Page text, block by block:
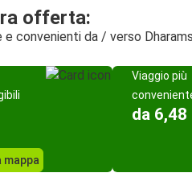
offerta:
convenienti da / verso
mappa
Viaggio più
da 6,48